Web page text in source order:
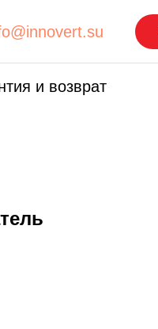
и возврат